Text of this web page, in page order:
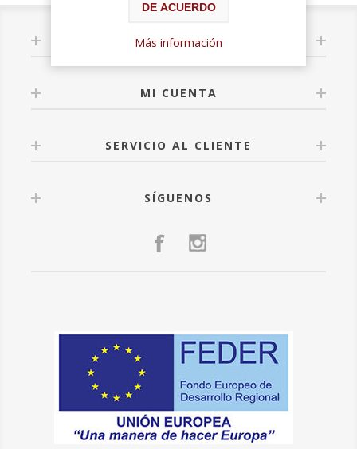
INFORMACIÓN
MI CUENTA
SERVICIO AL CLIENTE
SÍGUENOS
DE ACUERDO
Más información